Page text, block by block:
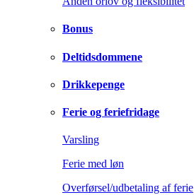
Bonus
Deltidsdommene
Drikkepenge
Ferie og feriefridage
Varsling
Ferie med løn
Overførsel/udbetaling af ferie